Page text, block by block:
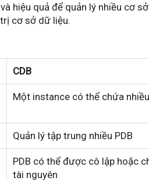
hiệu quả để quản lý nhiều cơ
cơ sở dữ liệu.
CDB
Một instance có thể chứa
Quản lý tập trung nhiều PDB
PDB có thể được cô lập hoặc
tài nguyên